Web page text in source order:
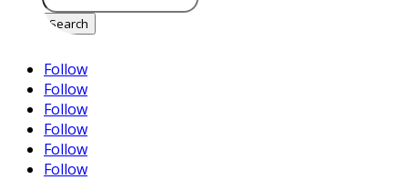
Follow
Follow
Follow
Follow
Follow
Follow